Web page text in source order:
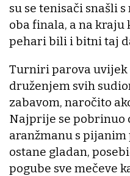
su se tenisači snašli
oba finala, a na kraju
pehari bili i bitni taj
Turniri parova uvijek
druženjem svih
zabavom, naročito
Najprije se pobrinuo
aranžmanu s
ostane gladan,
pogube sve mečeve